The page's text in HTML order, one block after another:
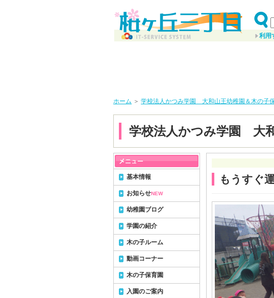
利用
ホーム ＞ 学校法人かつみ学園 大和山王幼稚園＆木の子
学校法人かつみ学園 大
もうすぐ
基本情報
お知らせNEW
幼稚園ブログ
学園の紹介
木の子ルーム
動画コーナー
木の子保育園
入園のご案内